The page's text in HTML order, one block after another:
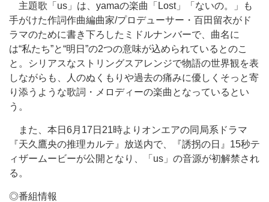
主題歌「us」は、yamaの楽曲「Lost」「ないの。」も
手がけた作詞作曲編曲家/プロデューサー・百田留衣がド
ラマのために書き下ろしたミドルナンバーで、曲名に
は“私たち”と“明日”の2つの意味が込められているとのこ
と。シリアスなストリングスアレンジで物語の世界観を表
しながらも、人のぬくもりや過去の痛みに優しくそっと寄
り添うような歌詞・メロディーの楽曲となっているとい
う。
また、本日6月17日21時よりオンエアの同局系ドラマ
『天久鷹央の推理カルテ』放送内で、『誘拐の日』15秒テ
ィザームービーが公開となり、「us」の音源が初解禁され
る。
◎番組情報